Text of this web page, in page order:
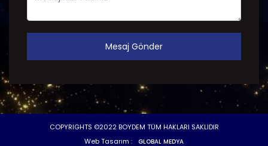
Mesaj Gönder
COPYRIGHTS ©2022 BOYDEM TÜM HAKLARI SAKLIDIR
Web Tasarım :
GLOBAL MEDYA